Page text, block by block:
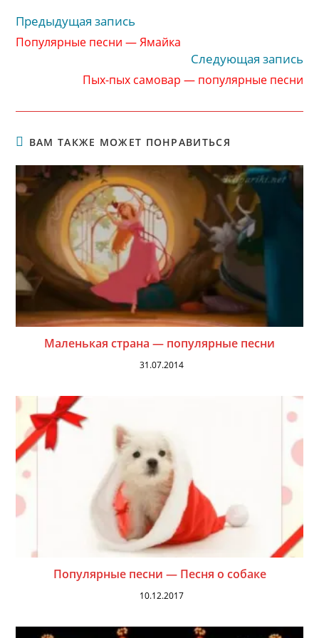
Читать
статьи
Предыдущая запись
Популярные песни — Ямайка
Следующая запись
Пых-пых самовар — популярные песни
ВАМ ТАКЖЕ МОЖЕТ ПОНРАВИТЬСЯ
Маленькая страна — популярные песни
31.07.2014
Популярные песни — Песня о собаке
10.12.2017